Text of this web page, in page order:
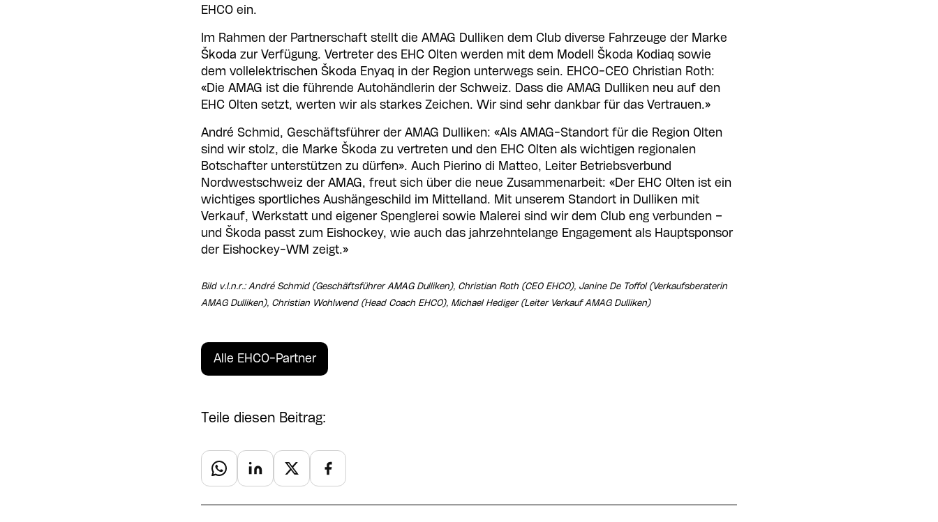
EHCO ein.
Im Rahmen der Partnerschaft stellt die AMAG Dulliken dem Club diverse Fahrzeuge der Marke
Škoda zur Verfügung. Vertreter des EHC Olten werden mit dem Modell Škoda Kodiaq sowie
dem vollelektrischen Škoda Enyaq in der Region unterwegs sein. EHCO-CEO Christian Roth:
«Die AMAG ist die führende Autohändlerin der Schweiz. Dass die AMAG Dulliken neu auf den
EHC Olten setzt, werten wir als starkes Zeichen. Wir sind sehr dankbar für das Vertrauen.»
André Schmid, Geschäftsführer der AMAG Dulliken: «Als AMAG-Standort für die Region Olten
sind wir stolz, die Marke Škoda zu vertreten und den EHC Olten als wichtigen regionalen
Botschafter unterstützen zu dürfen». Auch Pierino di Matteo, Leiter Betriebsverbund
Nordwestschweiz der AMAG, freut sich über die neue Zusammenarbeit: «Der EHC Olten ist ein
wichtiges sportliches Aushängeschild im Mittelland. Mit unserem Standort in Dulliken mit
Verkauf, Werkstatt und eigener Spenglerei sowie Malerei sind wir dem Club eng verbunden –
und Škoda passt zum Eishockey, wie auch das jahrzehntelange Engagement als Hauptsponsor
der Eishockey-WM zeigt.»
Bild v.l.n.r.: André Schmid (Geschäftsführer AMAG Dulliken), Christian Roth (CEO EHCO), Janine De Toffol (Verkaufsberaterin
AMAG Dulliken), Christian Wohlwend (Head Coach EHCO), Michael Hediger (Leiter Verkauf AMAG Dulliken)
Alle EHCO-Partner
Teile diesen Beitrag: